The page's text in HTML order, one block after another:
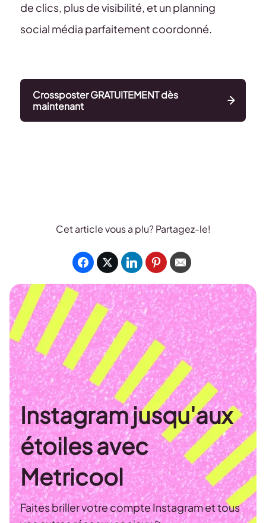
de clics, plus de visibilité, et un planning
social média parfaitement coordonné.
Crossposter GRATUITEMENT dès
maintenant
Cet article vous a plu? Partagez-le!
Instagram jusqu'aux
étoiles avec
Metricool
Faites briller votre compte Instagram et tous